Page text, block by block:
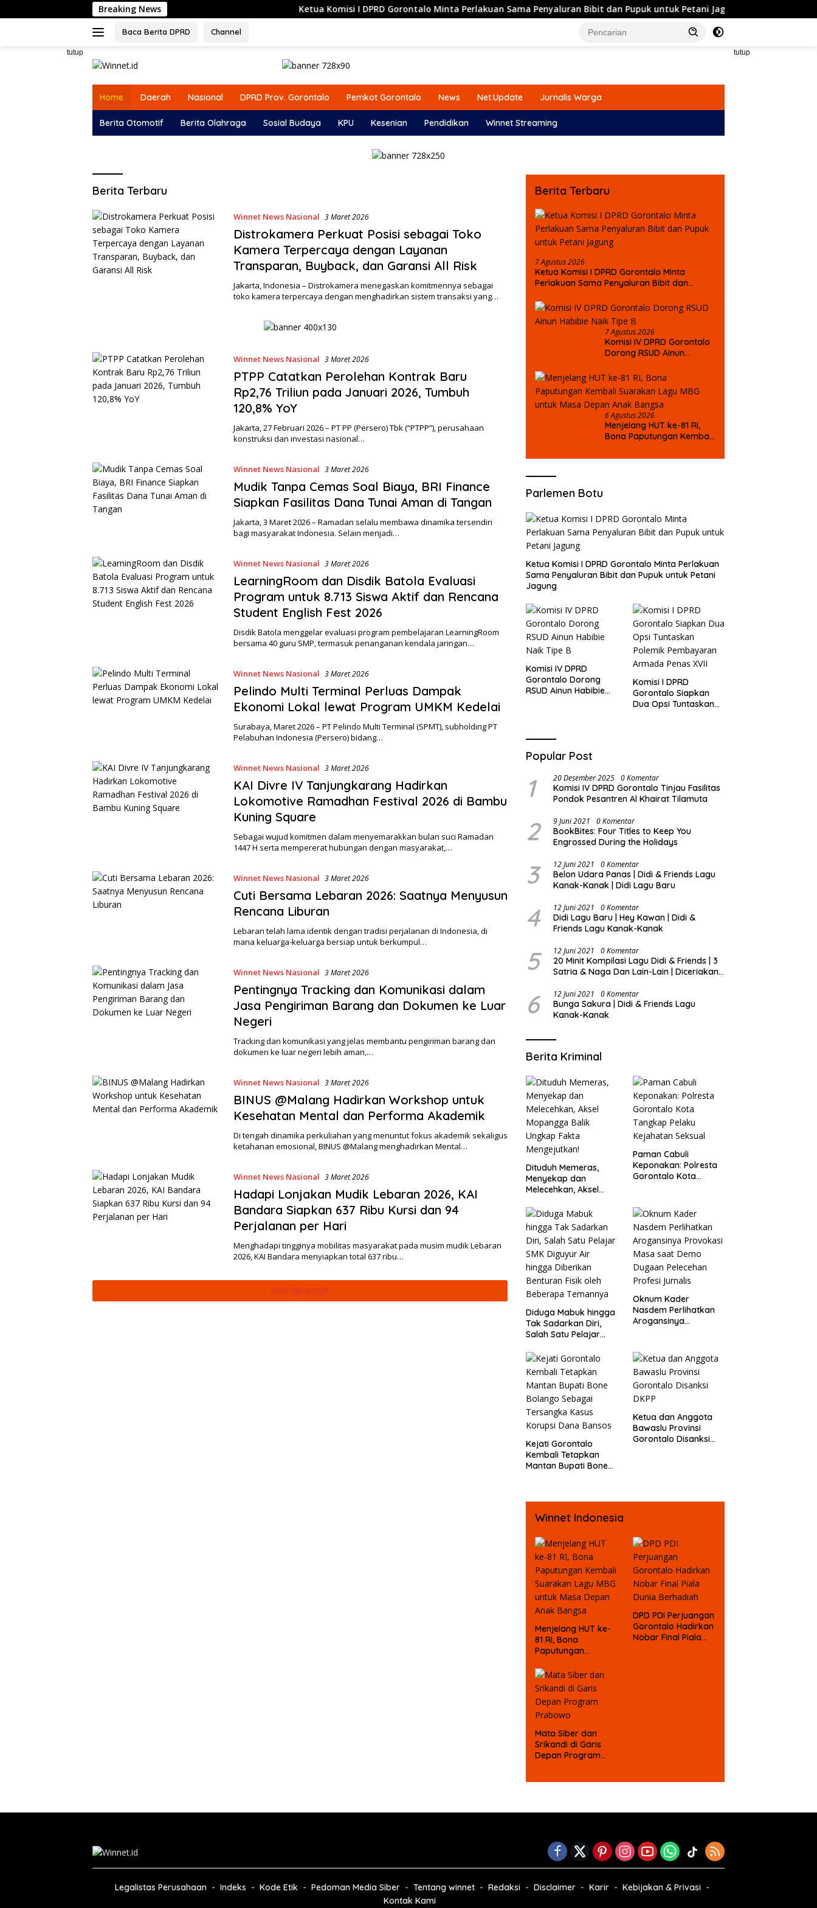
ke
Breaking News Ketua Komisi I DPRD Gorontalo Minta Perlakuan Sama Penyaluran Bibit dan Pupuk untuk Petani Jagung
Baca Berita DPRD Channel
tutup tutup
Home Daerah Nasional DPRD Prov. Gorontalo Pemkot Gorontalo News Net.Update Jurnalis Warga
Berita Otomotif Berita Olahraga Sosial Budaya KPU Kesenian Pendidikan Winnet Streaming
Winnet.id
Berita Terbaru
Winnet News Nasional 3 Maret 2026
Distrokamera Perkuat Posisi sebagai Toko
Kamera Terpercaya dengan Layanan
Transparan, Buyback, dan Garansi All Risk
Jakarta, Indonesia – Distrokamera menegaskan komitmennya sebagai
toko kamera terpercaya dengan menghadirkan sistem transaksi yang…
Winnet News Nasional 3 Maret 2026
PTPP Catatkan Perolehan Kontrak Baru
Rp2,76 Triliun pada Januari 2026, Tumbuh
120,8% YoY
Jakarta, 27 Februari 2026 – PT PP (Persero) Tbk (“PTPP”), perusahaan
konstruksi dan investasi nasional…
Winnet News Nasional 3 Maret 2026
Mudik Tanpa Cemas Soal Biaya, BRI Finance
Siapkan Fasilitas Dana Tunai Aman di Tangan
Jakarta, 3 Maret 2026 – Ramadan selalu membawa dinamika tersendiri
bagi masyarakat Indonesia. Selain menjadi…
Winnet News Nasional 3 Maret 2026
LearningRoom dan Disdik Batola Evaluasi
Program untuk 8.713 Siswa Aktif dan Rencana
Student English Fest 2026
Disdik Batola menggelar evaluasi program pembelajaran LearningRoom
bersama 40 guru SMP, termasuk penanganan kendala jaringan…
Winnet News Nasional 3 Maret 2026
Pelindo Multi Terminal Perluas Dampak
Ekonomi Lokal lewat Program UMKM Kedelai
Surabaya, Maret 2026 – PT Pelindo Multi Terminal (SPMT), subholding PT
Pelabuhan Indonesia (Persero) bidang…
Winnet News Nasional 3 Maret 2026
KAI Divre IV Tanjungkarang Hadirkan
Lokomotive Ramadhan Festival 2026 di Bambu
Kuning Square
Sebagai wujud komitmen dalam menyemarakkan bulan suci Ramadan
1447 H serta mempererat hubungan dengan masyarakat,…
Winnet News Nasional 3 Maret 2026
Cuti Bersama Lebaran 2026: Saatnya Menyusun
Rencana Liburan
Lebaran telah lama identik dengan tradisi perjalanan di Indonesia, di
mana keluarga-keluarga bersiap untuk berkumpul…
Winnet News Nasional 3 Maret 2026
Pentingnya Tracking dan Komunikasi dalam
Jasa Pengiriman Barang dan Dokumen ke Luar
Negeri
Tracking dan komunikasi yang jelas membantu pengiriman barang dan
dokumen ke luar negeri lebih aman,…
Winnet News Nasional 3 Maret 2026
BINUS @Malang Hadirkan Workshop untuk
Kesehatan Mental dan Performa Akademik
Di tengah dinamika perkuliahan yang menuntut fokus akademik sekaligus
ketahanan emosional, BINUS @Malang menghadirkan Mental…
Winnet News Nasional 3 Maret 2026
Hadapi Lonjakan Mudik Lebaran 2026, KAI
Bandara Siapkan 637 Ribu Kursi dan 94
Perjalanan per Hari
Menghadapi tingginya mobilitas masyarakat pada musim mudik Lebaran
2026, KAI Bandara menyiapkan total 637 ribu…
Selengkapnya
Berita Terbaru
7 Agustus 2026
Ketua Komisi I DPRD Gorontalo Minta
Perlakuan Sama Penyaluran Bibit dan
7 Agustus 2026
Komisi IV DPRD Gorontalo
Dorong RSUD Ainun
6 Agustus 2026
Menjelang HUT ke-81 RI,
Bona Paputungan Kembali
Masa Depan Anak Bangsa
Parlemen Botu
Ketua Komisi I DPRD Gorontalo Minta Perlakuan
Sama Penyaluran Bibit dan Pupuk untuk Petani
Jagung
Komisi IV DPRD
Gorontalo Dorong
RSUD Ainun Habibie
Komisi I DPRD
Gorontalo Siapkan
Dua Opsi Tuntaskan
Popular Post
1 20 Desember 2025 0 Komentar
Komisi IV DPRD Gorontalo Tinjau Fasilitas
Pondok Pesantren Al Khairat Tilamuta
2 9 Juni 2021 0 Komentar
BookBites: Four Titles to Keep You
Engrossed During the Holidays
3 12 Juni 2021 0 Komentar
Belon Udara Panas | Didi & Friends Lagu
Kanak-Kanak | Didi Lagu Baru
4 12 Juni 2021 0 Komentar
Didi Lagu Baru | Hey Kawan | Didi &
Friends Lagu Kanak-Kanak
5 12 Juni 2021 0 Komentar
20 Minit Kompilasi Lagu Didi & Friends | 3
Satria & Naga Dan Lain-Lain | Diceriakan
6 12 Juni 2021 0 Komentar
Bunga Sakura | Didi & Friends Lagu
Kanak-Kanak
Berita Kriminal
Dituduh Memeras,
Menyekap dan
Melecehkan, Aksel
Ungkap Fakta
Mengejutkan!
Paman Cabuli
Keponakan: Polresta
Gorontalo Kota
Diduga Mabuk hingga
Tak Sadarkan Diri,
Salah Satu Pelajar
hingga Diberikan
Benturan Fisik oleh
Beberapa Temannya
Oknum Kader
Nasdem Perlihatkan
Arogansinya
Pelecehan Profesi
Jurnalis
Kejati Gorontalo
Kembali Tetapkan
Mantan Bupati Bone
Ketua dan Anggota
Bawaslu Provinsi
Gorontalo Disanksi
Winnet Indonesia
Menjelang HUT ke-
81 RI, Bona
Paputungan
Lagu MBG untuk
Masa Depan Anak
Bangsa
DPD PDI Perjuangan
Gorontalo Hadirkan
Nobar Final Piala
Mata Siber dan
Srikandi di Garis
Depan Program
Legalistas Perusahaan Indeks Kode Etik Pedoman Media Siber Tentang winnet Redaksi Disclaimer Karir
Kebijakan & Privasi
Kontak Kami